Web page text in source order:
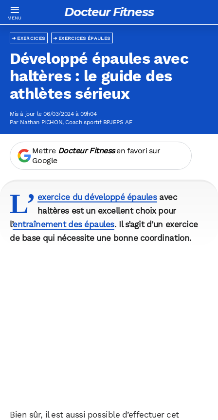
Docteur Fitness
EXERCICES ÉPAULES
EXERCICES
Développé épaules avec
haltères : le guide des
athlètes sérieux
Mis à jour le 06/03/2024 à 09h04
Par Nathan PICHON, Coach sportif BPJEPS AF
Mettre Docteur Fitnessen favori sur
Google
L’ exercice du développé épaulesavec
haltères est un excellent choix pour
l’entraînement des épaules. Il s’agit d’un exercice
de base qui nécessite une bonne coordination.
Bien sûr, il est aussi possible d’effectuer cet